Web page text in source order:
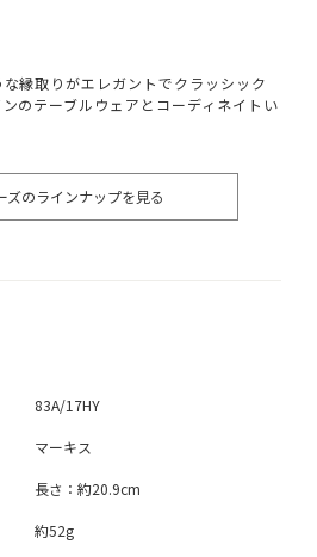
縁取りがエレガントでクラッシック
のテーブルウェアとコーディネイトい
ズのラインナップを見る
83A/17HY
マーキス
長さ：約20.9cm
約52g